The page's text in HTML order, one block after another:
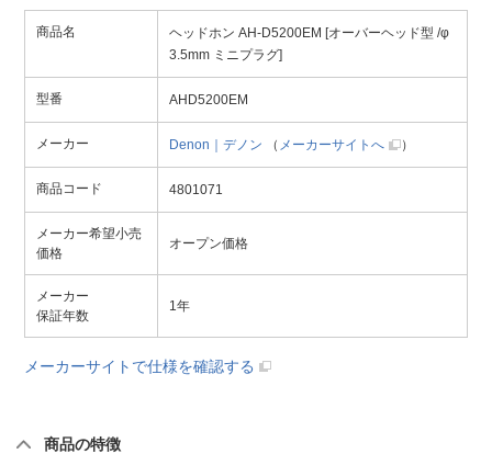
商品名
ヘッドホン AH-D5200EM [オーバーヘッド型 /φ
3.5mm ミニプラグ]
型番 AHD5200EM
メーカー Denon｜デノン （ メーカーサイトへ ）
商品コード 4801071
メーカー希望小売
価格
オープン価格
メーカー
保証年数
1年
メーカーサイトで仕様を確認する
商品の特徴